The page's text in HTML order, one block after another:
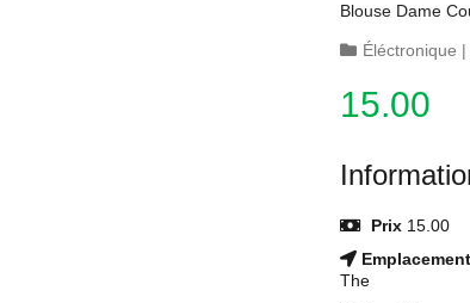
Blouse Dame
Éléctronique |
15.00
Prix 15.00
Emplacement
The